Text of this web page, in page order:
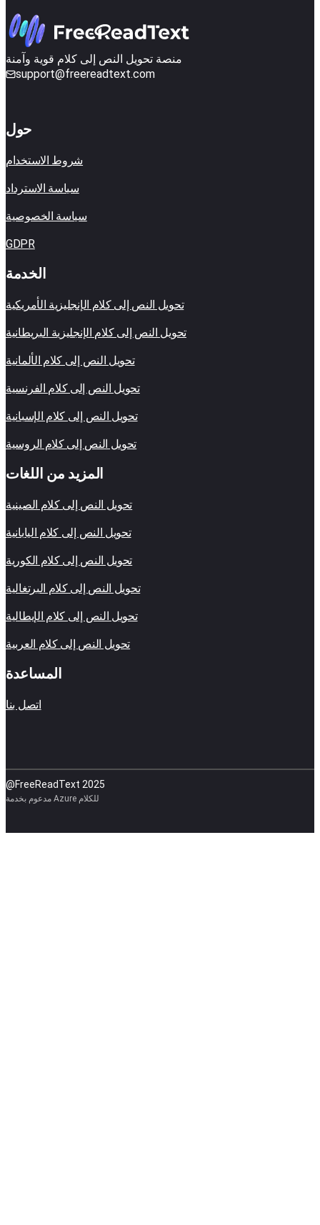
منصة تحويل النص إلى كلام قوية وآمنة
support@freereadtext.com
حول
شروط الاستخدام
سياسة الاسترداد
سياسة الخصوصية
GDPR
الخدمة
تحويل النص إلى كلام الإنجليزية الأمريكية
تحويل النص إلى كلام الإنجليزية البريطانية
تحويل النص إلى كلام الألمانية
تحويل النص إلى كلام الفرنسية
تحويل النص إلى كلام الإسبانية
تحويل النص إلى كلام الروسية
المزيد من اللغات
تحويل النص إلى كلام الصينية
تحويل النص إلى كلام اليابانية
تحويل النص إلى كلام الكورية
تحويل النص إلى كلام البرتغالية
تحويل النص إلى كلام الإيطالية
تحويل النص إلى كلام العربية
المساعدة
اتصل بنا
@FreeReadText 2025
مدعوم بخدمة Azure للكلام